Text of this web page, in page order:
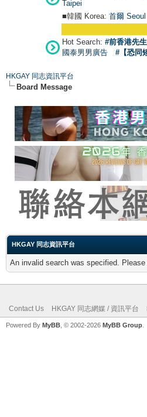
Taipei
■韓國 Korea: 首爾 Seou
Hot Search: #前香港先
國泰男男廣告
#【恐同
HKGAY 同志資訊平台
Board Message
HKGAY 同志資訊平台
An invalid search was specified. Please
Contact Us HKGAY 同志網媒 / 資訊平台
Powered By MyBB , © 2002-2026 MyBB Group